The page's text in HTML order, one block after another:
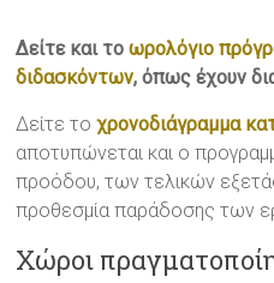
Δείτε και τοωρολόγιο
διδασκόντων, όπως έχουν
Δείτε τοχρονοδιάγραμμα
αποτυπώνεται και ο
προόδου, των τελικών
προθεσμία παράδοσης των
Χώροι